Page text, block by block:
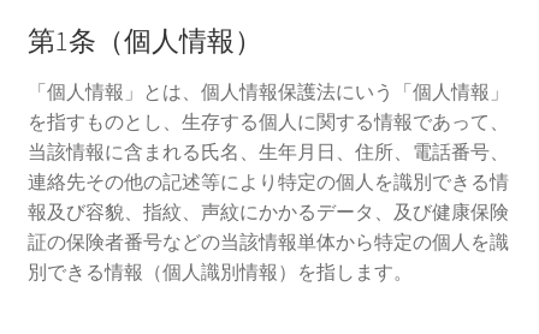
サポーター・コルセット
その他健康グッズ
お知らせ
ブログ
くるみの実
美骨整復くるみの実について
第1条（個人情報）
「個人情報」とは、個人情報保護法にいう「個人情報」
を指すものとし、生存する個人に関する情報であって、
当該情報に含まれる氏名、生年月日、住所、電話番号、
連絡先その他の記述等により特定の個人を識別できる情
報及び容貌、指紋、声紋にかかるデータ、及び健康保険
証の保険者番号などの当該情報単体から特定の個人を識
別できる情報（個人識別情報）を指します。